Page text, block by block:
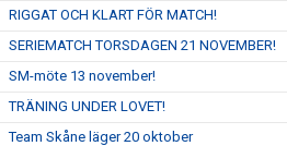
RIGGAT OCH KLART FÖR MATCH!
SERIEMATCH TORSDAGEN 21 NOVEMBER!
SM-möte 13 november!
TRÄNING UNDER LOVET!
Team Skåne läger 20 oktober